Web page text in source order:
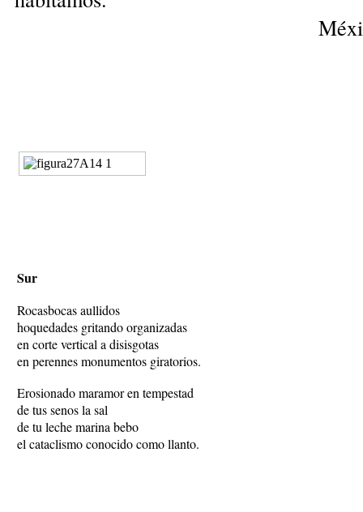
Sur
Rocasbocas aullidos
hoquedades gritando organizadas
en corte vertical a disisgotas
en perennes monumentos giratorios.
Erosionado maramor en tempestad
de tus senos la sal
de tu leche marina bebo
el cataclismo conocido como llanto.